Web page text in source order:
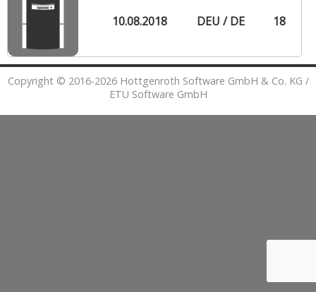
10.08.2018 DEU / DE 18
Copyright © 2016-2026 Hottgenroth Software GmbH & Co. KG /
ETU Software GmbH